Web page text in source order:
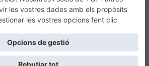
Publicitat